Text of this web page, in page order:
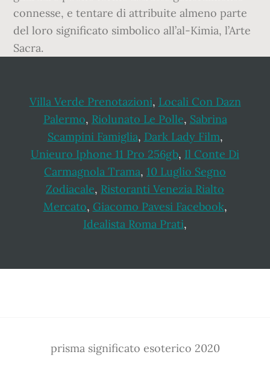
Villa Verde Prenotazioni, Locali Con Dazn
Palermo, Riolunato Le Polle, Sabrina
Scampini Famiglia, Dark Lady Film,
Unieuro Iphone 11 Pro 256gb, Il Conte Di
Carmagnola Trama, 10 Luglio Segno
Zodiacale, Ristoranti Venezia Rialto
Mercato, Giacomo Pavesi Facebook,
Idealista Roma Prati,
prisma significato esoterico 2020